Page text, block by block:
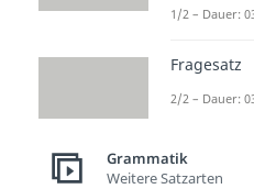
1/2 – Dauer:
Fragesatz
2/2 – Dauer:
Grammatik
Weitere Satzarten